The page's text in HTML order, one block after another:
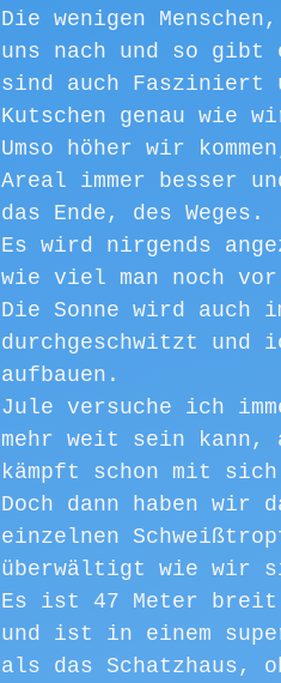
Die wenigen
uns nach und so gibt
sind auch Fasziniert
Kutschen genau wie
Umso höher wir
Areal immer besser
das Ende, des Weges.
Es wird nirgends
wie viel man noch
Die Sonne wird auch
durchgeschwitzt und
aufbauen.
Jule versuche ich
mehr weit sein kann,
kämpft schon mit
Doch dann haben
einzelnen
überwältigt wie wir
Es ist 47 Meter breit
und ist in einem
als das Schatzhaus,